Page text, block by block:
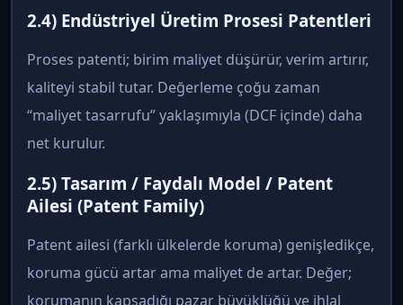
2.4) Endüstriyel Üretim Prosesi Patentleri
Proses patenti; birim maliyet düşürür, verim artırır,
kaliteyi stabil tutar. Değerleme çoğu zaman
“maliyet tasarrufu” yaklaşımıyla (DCF içinde) daha
net kurulur.
2.5) Tasarım / Faydalı Model / Patent
Ailesi (Patent Family)
Patent ailesi (farklı ülkelerde koruma) genişledikçe,
koruma gücü artar ama maliyet de artar. Değer;
korumanın kapsadığı pazar büyüklüğü ve ihlal